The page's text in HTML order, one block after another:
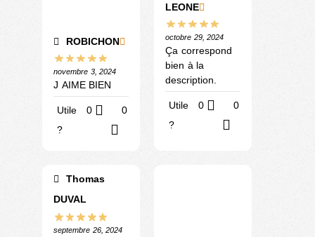
ROBICHON
novembre 3, 2024
J AIME BIEN
Utile
?
0 0
LEONE
octobre 29, 2024
Ça correspond
bien à la
description.
Utile
?
0 0
Thomas
DUVAL
septembre 26, 2024